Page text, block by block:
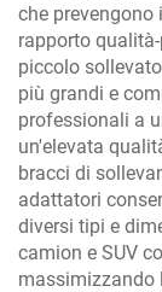
che prevengono
rapporto
piccolo
più grandi e
professionali a
un'elevata
bracci di
adattatori
diversi tipi e
camion e SUV
massimizzando